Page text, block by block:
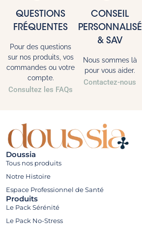
QUESTIONS
FRÉQUENTES
Pour des questions
sur nos produits, vos
commandes ou votre
compte.
Consultez les FAQs
CONSEIL
PERSONNALISÉ
& SAV
Nous sommes là
pour vous aider.
Contactez-nous
Doussia
Tous nos produits
Notre Histoire
Espace Professionnel de Santé
Produits
Le Pack Sérénité
Le Pack No-Stress